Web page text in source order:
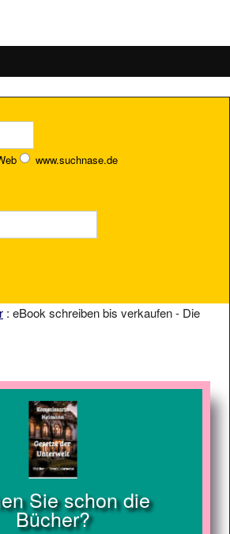
www.suchnase.de
: eBook schreiben bis verkaufen - Die
Sie schon die
Bücher?